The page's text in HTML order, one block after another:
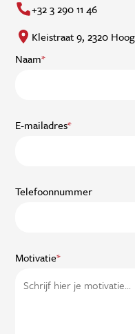
+32 3 290 11 46
Kleistraat 9, 2320
Naam*
E-mailadres*
Telefoonnummer
Motivatie*